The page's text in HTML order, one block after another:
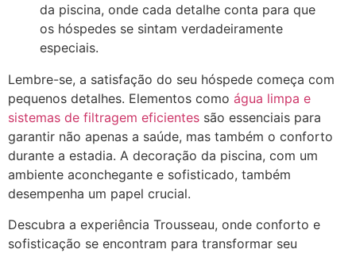
da piscina, onde cada detalhe conta para que
os hóspedes se sintam verdadeiramente
especiais.
Lembre-se, a satisfação do seu hóspede começa com
pequenos detalhes. Elementos como água limpa e
sistemas de filtragem eficientes são essenciais para
garantir não apenas a saúde, mas também o conforto
durante a estadia. A decoração da piscina, com um
ambiente aconchegante e sofisticado, também
desempenha um papel crucial.
Descubra a experiência Trousseau, onde conforto e
sofisticação se encontram para transformar seu